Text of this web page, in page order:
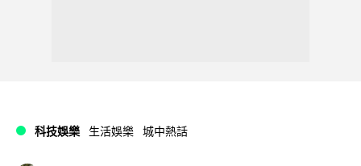
科技娛樂 生活娛樂 城中熱話